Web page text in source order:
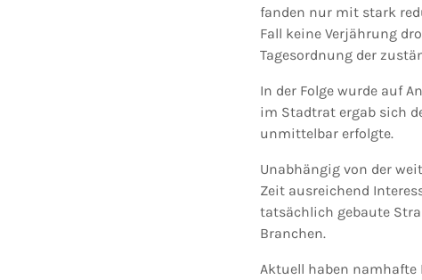
fanden nur mit stark
Fall keine Verjährung
Tagesordnung der
In der Folge wurde auf
im Stadtrat ergab sich
unmittelbar erfolgte.
Unabhängig von der
Zeit ausreichend
tatsächlich gebaute
Branchen.
Aktuell haben namhafte